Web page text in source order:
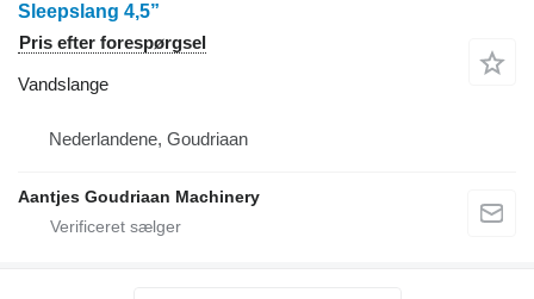
Sleepslang 4,5”
Pris efter forespørgsel
Vandslange
Nederlandene, Goudriaan
Aantjes Goudriaan Machinery